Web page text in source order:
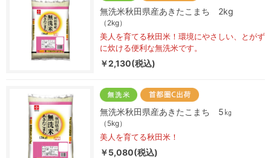
無洗米秋田県産あきたこまち 2kg
（2kg）
美人を育てる秋田米！環境にやさしい、とがず
に炊ける便利な無洗米です。
￥2,130(税込)
無洗米秋田県産あきたこまち 5㎏
（5kg）
美人を育てる秋田米！
￥5,080(税込)